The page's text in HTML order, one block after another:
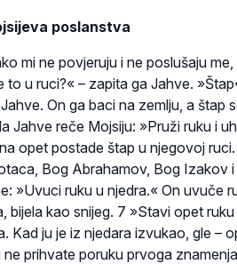
poslanstva
mi ne povjeruju i ne poslušaju me,
to u ruci?« – zapita ga Jahve.
On ga baci na zemlju, a štap
Jahve reče Mojsiju: »Pruži ruku i
opet postade štap u njegovoj
Bog Abrahamov, Bog Izakov
»Uvuci ruku u njedra.« On uvuče
bijela kao snijeg. 7 »Stavi opet
Kad ju je iz njedara izvukao, gle –
ne prihvate poruku prvoga